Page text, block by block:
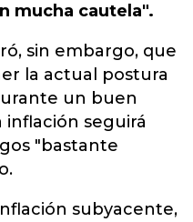
mucha cautela".
sin embargo, que
la actual postura
un buen
seguirá
"bastante
subyacente,